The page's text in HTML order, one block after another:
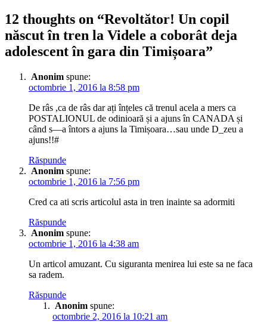
12 thoughts on “Revoltător! Un copil
născut în tren la Videle a coborât deja
adolescent în gara din Timișoara”
Anonim spune:
octombrie 1, 2016 la 8:58 pm
De râs ,ca de râs dar ați înțeles că trenul acela a mers ca
POSTALIONUL de odinioară și a ajuns în CANADA și
când s—a întors a ajuns la Timișoara…sau unde D_zeu a
ajuns!!#
Răspunde
Anonim spune:
octombrie 1, 2016 la 7:56 pm
Cred ca ati scris articolul asta in tren inainte sa adormiti
Răspunde
Anonim spune:
octombrie 1, 2016 la 4:38 am
Un articol amuzant. Cu siguranta menirea lui este sa ne faca
sa radem.
Răspunde
Anonim spune:
octombrie 2, 2016 la 10:21 am